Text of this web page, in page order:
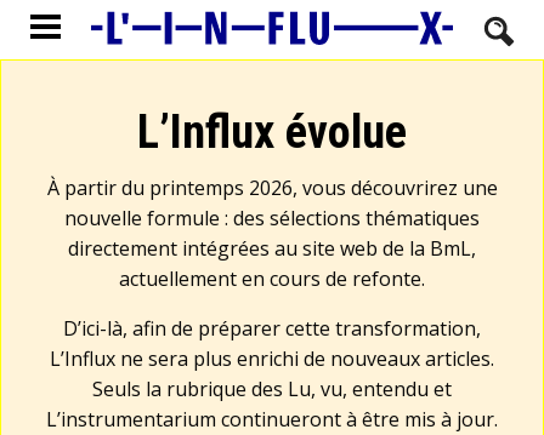
L’Influx évolue
À partir du printemps 2026, vous découvrirez une
nouvelle formule : des sélections thématiques
directement intégrées au site web de la BmL,
actuellement en cours de refonte.
D’ici-là, afin de préparer cette transformation,
L’Influx ne sera plus enrichi de nouveaux articles.
Seuls la rubrique des Lu, vu, entendu et
L’instrumentarium continueront à être mis à jour.